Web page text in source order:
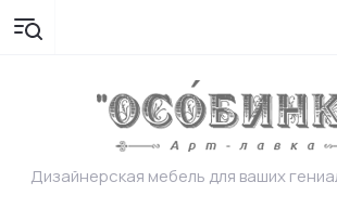
Дизайнерская мебель для ваших